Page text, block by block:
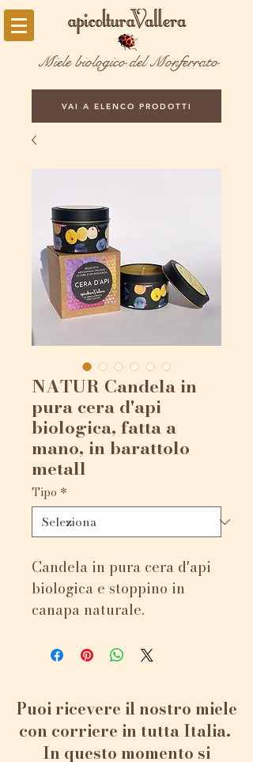
Miele biologico del Monferrato
VAI A ELENCO PRODOTTI
NATUR Candela in
pura cera d'api
biologica, fatta a
mano, in barattolo
metall
Tipo *
Candela in pura cera d'api
biologica e stoppino in
canapa naturale.
La cera d'api è prodotta in
Peso della cera: 100g -
durata della candela: da 10
Puoi ricevere il nostro miele
con corriere in tutta Italia.
In questo momento si